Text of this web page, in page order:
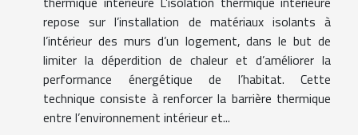
repose sur l’installation de matériaux isolants à
l’intérieur des murs d’un logement, dans le but de
limiter la déperdition de chaleur et d’améliorer la
performance énergétique de l’habitat. Cette
technique consiste à renforcer la barrière thermique
entre l’environnement intérieur et...